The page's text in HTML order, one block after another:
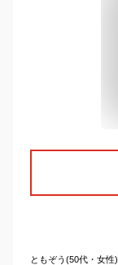
ともぞう(50代・女性)